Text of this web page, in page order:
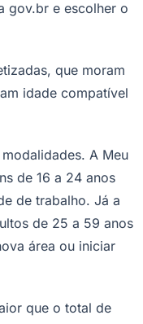
de maio pelo site
remotas, no
de Banco de
formação tem